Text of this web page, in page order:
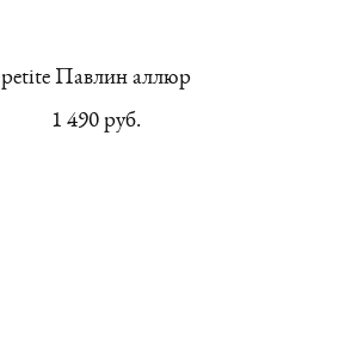
petite Павлин аллюр
1 490 pуб.